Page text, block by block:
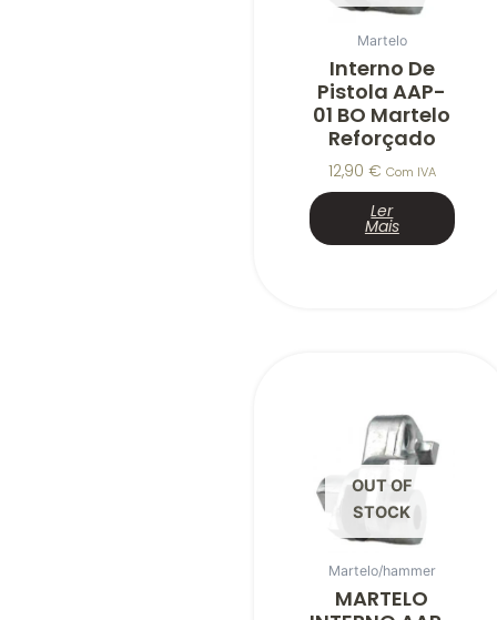
Martelo
Interno De
Pistola AAP-
01 BO Martelo
Reforçado
12,90 € Com IVA
Ler
Mais
OUT OF
STOCK
Martelo/hammer
MARTELO